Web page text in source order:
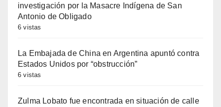
investigación por la Masacre Indígena de San
Antonio de Obligado
6 vistas
La Embajada de China en Argentina apuntó contra
Estados Unidos por “obstrucción”
6 vistas
Zulma Lobato fue encontrada en situación de calle